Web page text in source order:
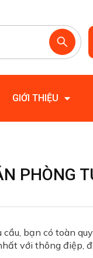
GIỚI THIỆU
PHÒNG
bạn có toàn
với thông điệp,